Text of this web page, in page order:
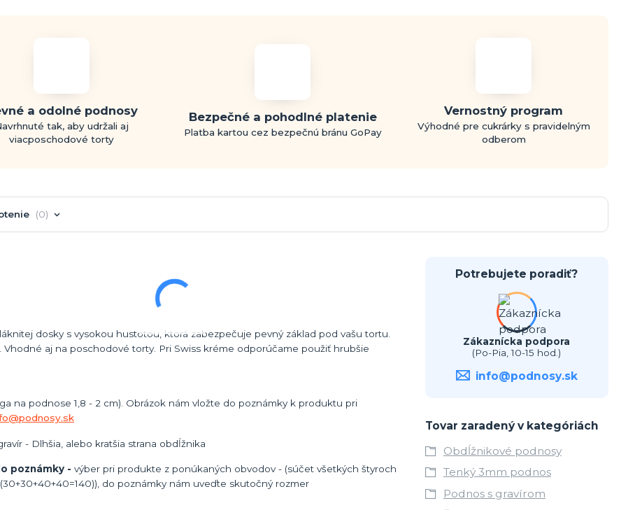
a odolné podnosy
tak, aby udržali aj
viacposchodové torty
Bezpečné a pohodlné platenie
Platba kartou cez bezpečnú bránu GoPay
Vernostný program
Výhodné pre cukrárky s pravidelným
odberom
0
dosky s vysokou hustotou, ktorá zabezpečuje pevný základ pod vašu tortu.
aj na poschodové torty. Pri Swiss kréme odporúčame použiť hrubšie
na podnose 1,8 - 2 cm). Obrázok nám vložte do poznámky k produktu pri
- Dlhšia, alebo kratšia strana obdĺžnika
poznámky - výber pri produkte z ponúkaných obvodov - (súčet všetkých štyroch
do poznámky nám uveďte skutočný rozmer
Potrebujete poradiť?
Zákaznícka podpora
(Po-Pia, 10-15 hod.)
info@podnosy.sk
Tovar zaradený v kategóriách
Obdĺžnikové podnosy
Tenký 3mm podnos
Podnos s gravírom